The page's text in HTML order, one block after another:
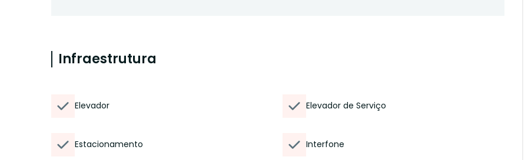
Infraestrutura
Elevador Elevador de Serviço
Estacionamento Interfone